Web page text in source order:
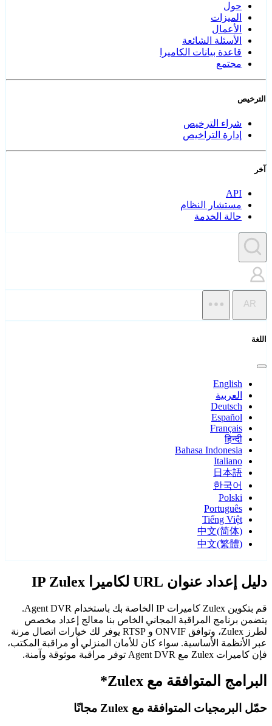
حول
الميزات
الأعمال
الأسئلة الشائعة
قاعدة بيانات الكاميرا
مجتمع
الترخيص
شراء الترخيص
إدارة التراخيص
آخر
API
مستشار النظام
حالة الخدمة
AR
اللغة
English
العربية
Deutsch
Español
Français
हिन्दी
Bahasa Indonesia
Italiano
日本語
한국어
Polski
Português
Tiếng Việt
中文(简体)
中文(繁體)
دليل إعداد عنوان URL لكاميرا IP Zulex
قم بتكوين Zulex كاميرات IP الخاصة بك باستخدام Agent DVR.
يتضمن برنامج المراقبة المجاني الخاص بنا معالج إعداد مخصص
لطرز Zulex، وتوافق ONVIF و RTSP يوفر لك خيارات اتصال مرنة
عبر الأنظمة الأساسية. سواء كان للأمان المنزلي أو مراقبة المكتب،
فإن كاميرات Zulex مع Agent DVR توفر مراقبة موثوقة وآمنة.
البرامج المتوافقة مع Zulex*
حمّل البرمجيات المتوافقة مع Zulex مجانًا